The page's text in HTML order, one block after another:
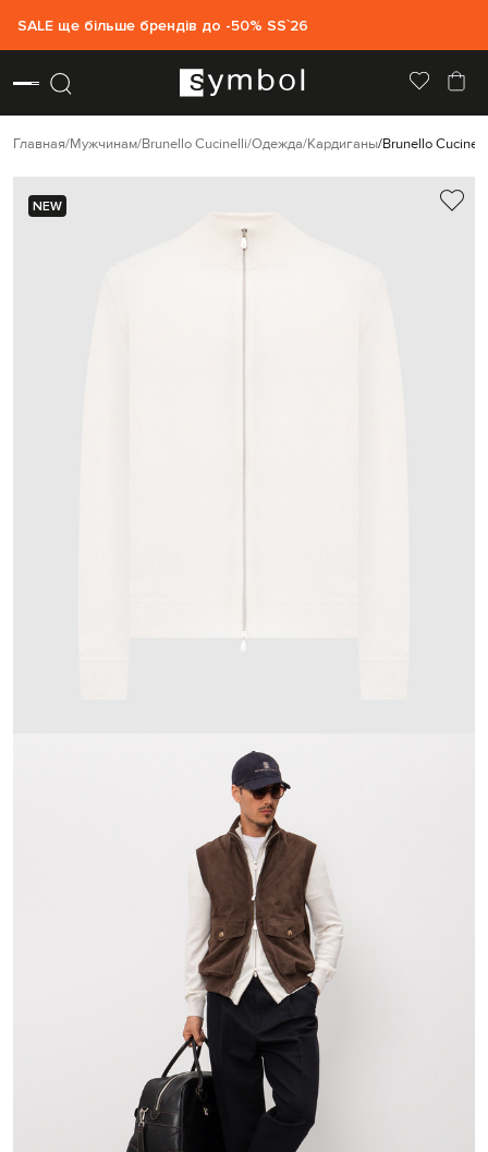
SALE ще більше брендів до -50% SS`26
Главная Мужчинам Brunello Cucinelli Одежда Кардиганы Brunello
NEW